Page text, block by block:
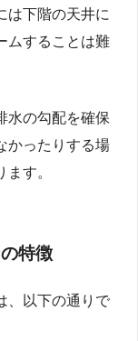
は下階の天井に
ムすることは難
水の勾配を確保
かったりする場
す。
特徴
、以下の通りで